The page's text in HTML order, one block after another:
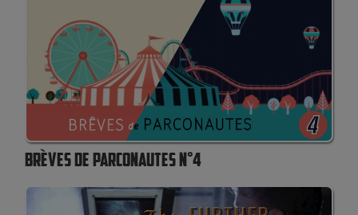
BRÈVES DE PARCONAUTES N°4